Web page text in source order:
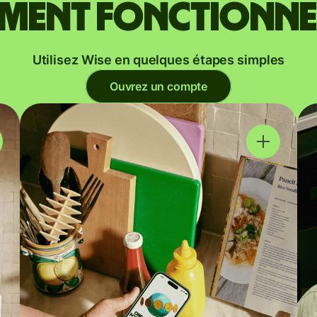
fonctionne
Utilisez Wise en quelques étapes simples
Ouvrez un compte